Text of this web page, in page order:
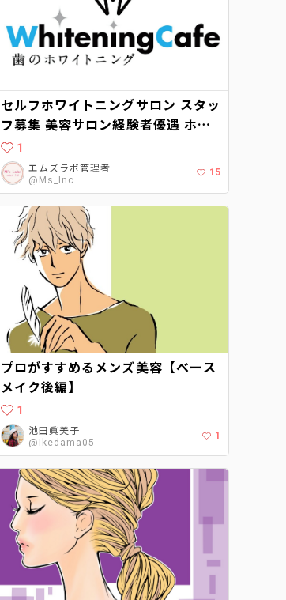
セルフホワイトニングサロン スタッ
フ募集 美容サロン経験者優遇 ホワ
イトニングカフェ柏店（千葉県柏
市）が2021年8月にオープン予定で
す。
1
エムズラボ管理者
@Ms_Inc
15
プロがすすめるメンズ美容【ベース
メイク後編】
1
池田眞美子
@Ikedama05
1